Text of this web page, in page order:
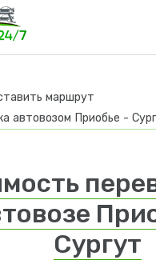
маршрут
автовозом Приобье -
Сургут